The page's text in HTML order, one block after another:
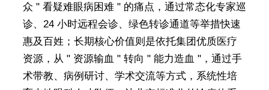
众 " 看疑难眼病困难 " 的痛点，通过常态化专家巡
诊、24 小时远程会诊、绿色转诊通道等举措快速
惠及百姓；长期核心价值则是依托集团优质医疗
资源，从 " 资源输血 " 转向 " 能力造血 "，通过手
术带教、病例研讨、学术交流等方式，系统性培